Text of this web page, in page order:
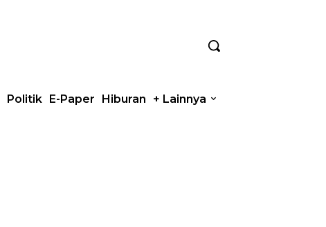
Politik E-Paper Hiburan + Lainnya